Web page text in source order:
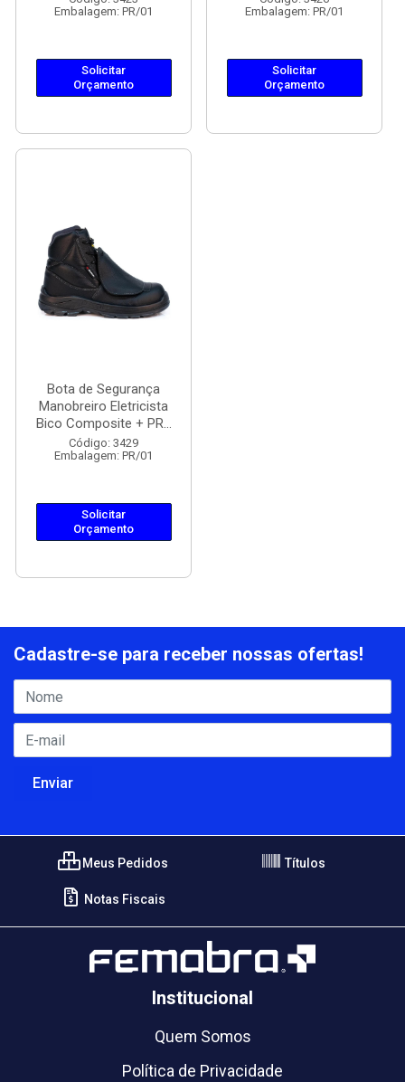
Embalagem: PR/01
Solicitar
Orçamento
Embalagem: PR/01
Solicitar
Orçamento
Bota de Segurança
Manobreiro Eletricista
Bico Composite + PR...
Código: 3429
Embalagem: PR/01
Solicitar
Orçamento
Cadastre-se para receber nossas ofertas!
Meus Pedidos Títulos
Notas Fiscais
Institucional
Quem Somos
Política de Privacidade